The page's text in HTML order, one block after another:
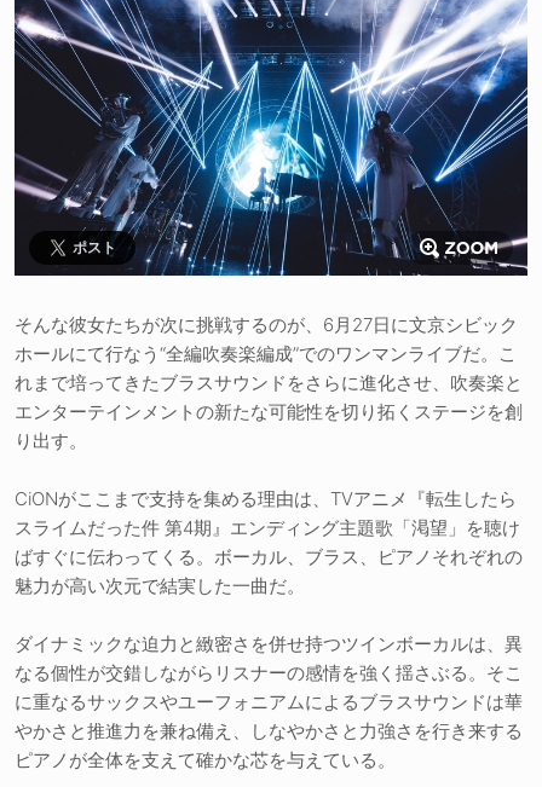
ポスト
そんな彼女たちが次に挑戦するのが、6月27日に文京シビック
ホールにて行なう“全編吹奏楽編成”でのワンマンライブだ。こ
れまで培ってきたブラスサウンドをさらに進化させ、吹奏楽と
エンターテインメントの新たな可能性を切り拓くステージを創
り出す。
CiONがここまで支持を集める理由は、TVアニメ『転生したら
スライムだった件 第4期』エンディング主題歌「渇望」を聴け
ばすぐに伝わってくる。ボーカル、ブラス、ピアノそれぞれの
魅力が高い次元で結実した一曲だ。
ダイナミックな迫力と緻密さを併せ持つツインボーカルは、異
なる個性が交錯しながらリスナーの感情を強く揺さぶる。そこ
に重なるサックスやユーフォニアムによるブラスサウンドは華
やかさと推進力を兼ね備え、しなやかさと力強さを行き来する
ピアノが全体を支えて確かな芯を与えている。